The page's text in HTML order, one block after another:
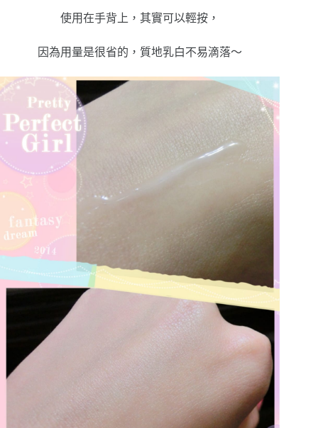
使用在手背上，其實可以輕按，
因為用量是很省的，質地乳白不易滴落～